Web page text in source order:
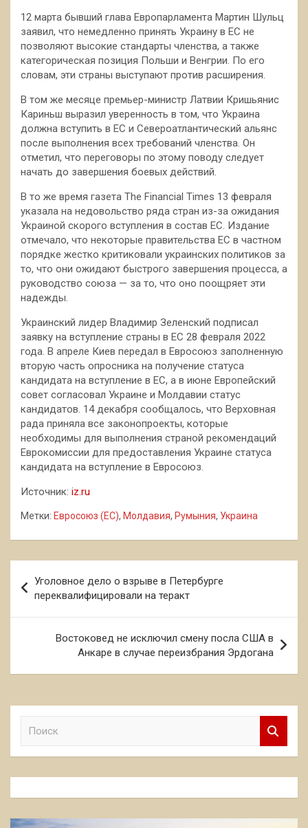
12 марта бывший глава Европарламента Мартин Шульц
заявил, что немедленно принять Украину в ЕС не
позволяют высокие стандарты членства, а также
категорическая позиция Польши и Венгрии. По его
словам, эти страны выступают против расширения.
В том же месяце премьер-министр Латвии Кришьянис
Кариньш выразил уверенность в том, что Украина
должна вступить в ЕС и Североатлантический альянс
после выполнения всех требований членства. Он
отметил, что переговоры по этому поводу следует
начать до завершения боевых действий.
В то же время газета The Financial Times 13 февраля
указала на недовольство ряда стран из-за ожидания
Украиной скорого вступления в состав ЕС. Издание
отмечало, что некоторые правительства ЕС в частном
порядке жестко критиковали украинских политиков за
то, что они ожидают быстрого завершения процесса, а
руководство союза — за то, что оно поощряет эти
надежды.
Украинский лидер Владимир Зеленский подписал
заявку на вступление страны в ЕС 28 февраля 2022
года. В апреле Киев передал в Евросоюз заполненную
вторую часть опросника на получение статуса
кандидата на вступление в ЕС, а в июне Европейский
совет согласовал Украине и Молдавии статус
кандидатов. 14 декабря сообщалось, что Верховная
рада приняла все законопроекты, которые
необходимы для выполнения страной рекомендаций
Еврокомиссии для предоставления Украине статуса
кандидата на вступление в Евросоюз.
Источник: iz.ru
Метки: Евросоюз (ЕС), Молдавия, Румыния, Украина
по
записям
Уголовное дело о взрыве в Петербурге
переквалифицировали на теракт
Востоковед не исключил смену посла США в
Анкаре в случае переизбрания Эрдогана
к